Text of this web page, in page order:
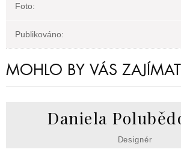
Foto:
Publikováno:
MOHLO BY VÁS ZAJÍMAT
Daniela
Designér